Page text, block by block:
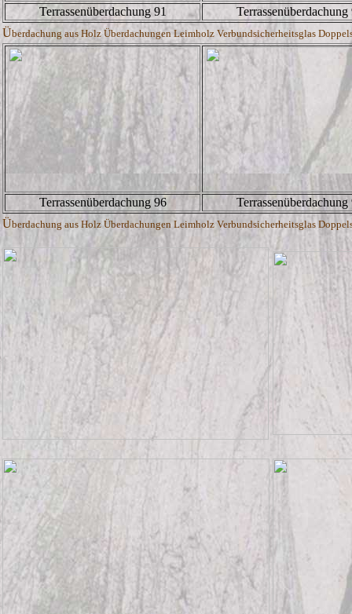
Terrassenüberdachung 91
Terrassenüberdachung
Überdachung aus Holz Überdachungen Leimholz Verbundsicherheitsglas
Terrassenüberdachung 96
Terrassenüberdachung
Überdachung aus Holz Überdachungen Leimholz Verbundsicherheitsglas